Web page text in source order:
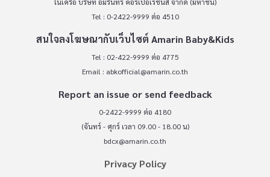
Tel : 0-2422-9999 ต่อ 4510
สนใจลงโฆษณากับเว็บไซต์ Amarin Baby&Kids
Tel : 02-422-9999 ต่อ 4775
Email : abkofficial@amarin.co.th
Report an issue or send feedback
0-2422-9999 ต่อ 4180
(จันทร์ - ศุกร์ เวลา 09.00 - 18.00 น)
bdcx@amarin.co.th
Privacy Policy